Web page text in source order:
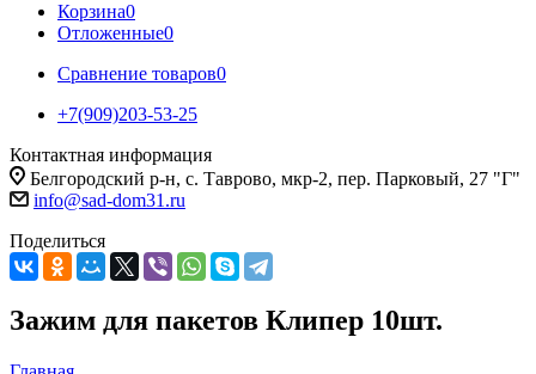
Корзина0
Отложенные0
Сравнение товаров0
+7(909)203-53-25
Контактная информация
Белгородский р-н, с. Таврово, мкр-2, пер. Парковый, 27 "Г"
info@sad-dom31.ru
Поделиться
Зажим для пакетов Клипер 10шт.